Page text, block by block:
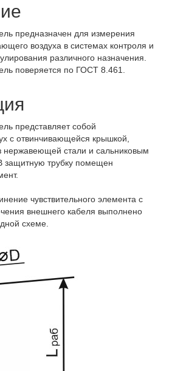
предназначен для измерения
воздуха в системах контроля и
различного назначения.
поверяется по ГОСТ 8.461.
представляет собой
с отвинчивающейся крышкой,
нержавеющей стали и сальниковым
защитную трубку помещен
чувствительного элемента с
внешнего кабеля выполнено
схеме.